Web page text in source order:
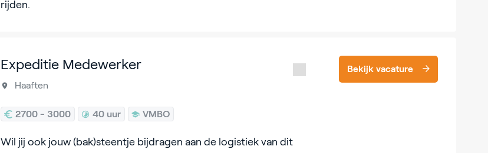
rijden.
Expeditie Medewerker
Haaften
2700 - 3000 40 uur VMBO
Wil jij ook jouw (bak)steentje bijdragen aan de logistiek van dit
Bekijk vacature